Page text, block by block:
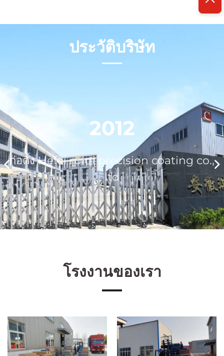
ประวัติบริษัท
2012
ก่อตั้ง Hefei ruiqi precision coating co.,
ltd
โรงงานของเรา